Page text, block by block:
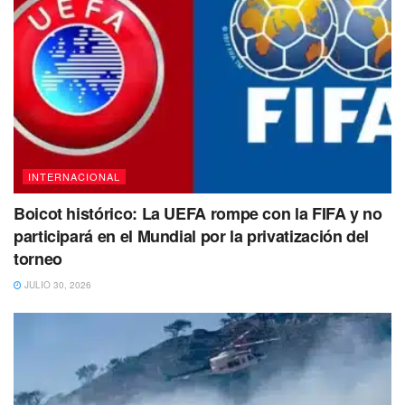
INTERNACIONAL
Boicot histórico: La UEFA rompe con la FIFA y no
participará en el Mundial por la privatización del
torneo
JULIO 30, 2026